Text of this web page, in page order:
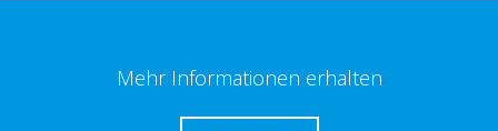
Mehr Informationen erhalten